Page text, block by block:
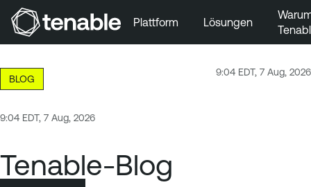
Zum Hauptinhalt wechseln
Zur Fußzeile wechseln
Plattform Lösungen
9:04 EDT, 7 Aug, 2026
BLOG
9:04 EDT, 7 Aug, 2026
Tenable-Blog